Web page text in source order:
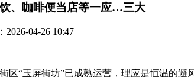
、咖啡便当店等一应…三大
2026-04-26 10:47
“玉屏街坊”已成熟运营，理应是恒温的避